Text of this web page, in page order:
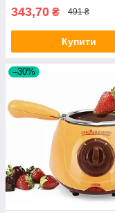
343,70 ₴ 491 ₴
Купити
–30%